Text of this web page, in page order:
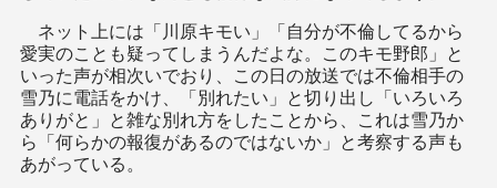
ネット上には「川原キモい」「自分が不倫してるから
愛実のことも疑ってしまうんだよな。このキモ野郎」と
いった声が相次いでおり、この日の放送では不倫相手の
雪乃に電話をかけ、「別れたい」と切り出し「いろいろ
ありがと」と雑な別れ方をしたことから、これは雪乃か
ら「何らかの報復があるのではないか」と考察する声も
あがっている。